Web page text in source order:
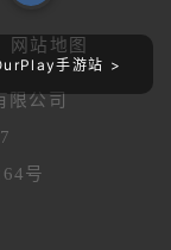
手游站 >
网站地图
限公司
号